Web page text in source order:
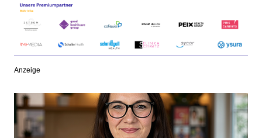
Anzeige